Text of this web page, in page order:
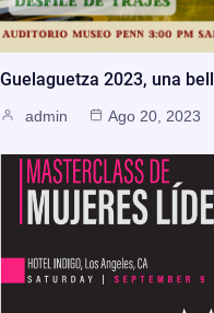
Guelaguetza 2023, una
admin Ago 20, 2023